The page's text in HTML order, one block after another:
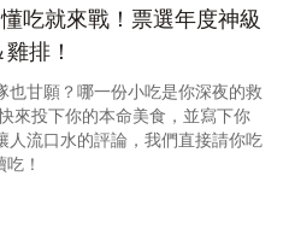
吃就來戰！票選年度神級
排！
甘願？哪一份小吃是你深夜的救
來投下你的本命美食，並寫下你
人流口水的評論，我們直接請你吃
！